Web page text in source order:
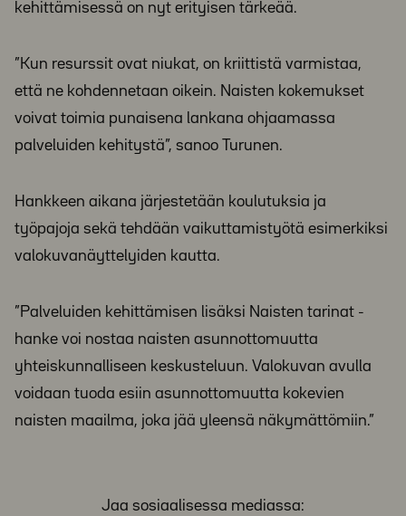
kehittämisessä on nyt erityisen tärkeää.
”Kun resurssit ovat niukat, on kriittistä varmistaa,
että ne kohdennetaan oikein. Naisten kokemukset
voivat toimia punaisena lankana ohjaamassa
palveluiden kehitystä”, sanoo Turunen.
Hankkeen aikana järjestetään koulutuksia ja
työpajoja sekä tehdään vaikuttamistyötä esimerkiksi
valokuvanäyttelyiden kautta.
”Palveluiden kehittämisen lisäksi Naisten tarinat -
hanke voi nostaa naisten asunnottomuutta
yhteiskunnalliseen keskusteluun. Valokuvan avulla
voidaan tuoda esiin asunnottomuutta kokevien
naisten maailma, joka jää yleensä näkymättömiin.”
Jaa sosiaalisessa mediassa: